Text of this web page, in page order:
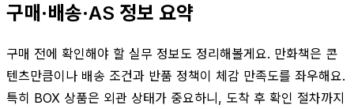
구매·배송·AS 정보 요약
구매 전에 확인해야 할 실무 정보도 정리해볼게요. 만화책은 콘
텐츠만큼이나 배송 조건과 반품 정책이 체감 만족도를 좌우해요.
특히 BOX 상품은 외관 상태가 중요하니, 도착 후 확인 절차까지